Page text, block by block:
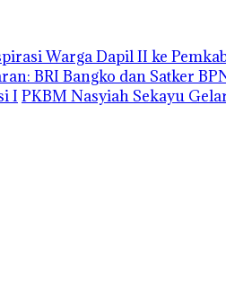
Warga Dapil II ke
BRI Bangko dan Satker
I PKBM Nasyiah Sekayu